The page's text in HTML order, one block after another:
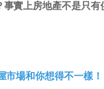
實上房地產不是只
市場和你想得不一樣！